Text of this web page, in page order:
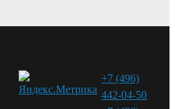
+7 (496)
442-04-50